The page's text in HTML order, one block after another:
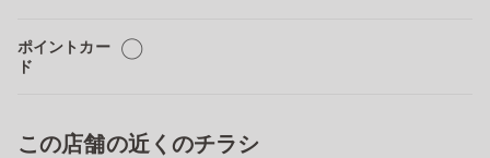
ポイントカー
ド
◯
この店舗の近くのチラシ